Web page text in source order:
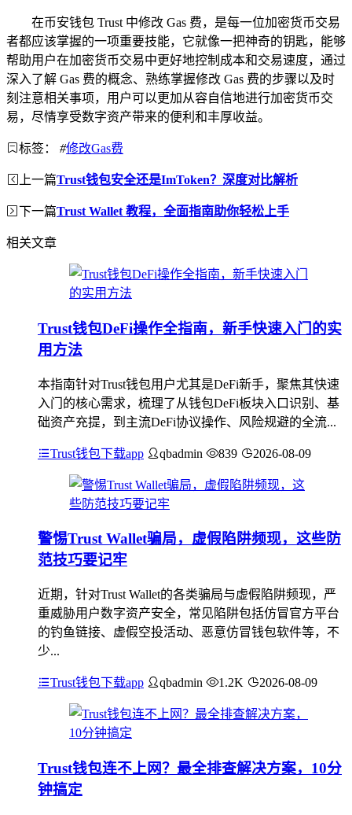
在币安钱包 Trust 中修改 Gas 费，是每一位加密货币交易
者都应该掌握的一项重要技能，它就像一把神奇的钥匙，能够
帮助用户在加密货币交易中更好地控制成本和交易速度，通过
深入了解 Gas 费的概念、熟练掌握修改 Gas 费的步骤以及时
刻注意相关事项，用户可以更加从容自信地进行加密货币交
易，尽情享受数字资产带来的便利和丰厚收益。
标签： #修改Gas费
上一篇Trust钱包安全还是ImToken？深度对比解析
下一篇Trust Wallet 教程，全面指南助你轻松上手
相关文章
Trust钱包DeFi操作全指南，新手快速入门的实
用方法
本指南针对Trust钱包用户尤其是DeFi新手，聚焦其快速
入门的核心需求，梳理了从钱包DeFi板块入口识别、基
础资产充提，到主流DeFi协议操作、风险规避的全流...
Trust钱包下载app qbadmin 839 2026-08-09
警惕Trust Wallet骗局，虚假陷阱频现，这些防
范技巧要记牢
近期，针对Trust Wallet的各类骗局与虚假陷阱频现，严
重威胁用户数字资产安全，常见陷阱包括仿冒官方平台
的钓鱼链接、虚假空投活动、恶意仿冒钱包软件等，不
少...
Trust钱包下载app qbadmin 1.2K 2026-08-09
Trust钱包连不上网？最全排查解决方案，10分
钟搞定